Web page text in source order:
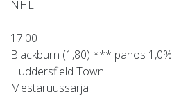
NHL
17.00
Blackburn (1,80) *** panos 1,0%
Huddersfield Town
Mestaruussarja